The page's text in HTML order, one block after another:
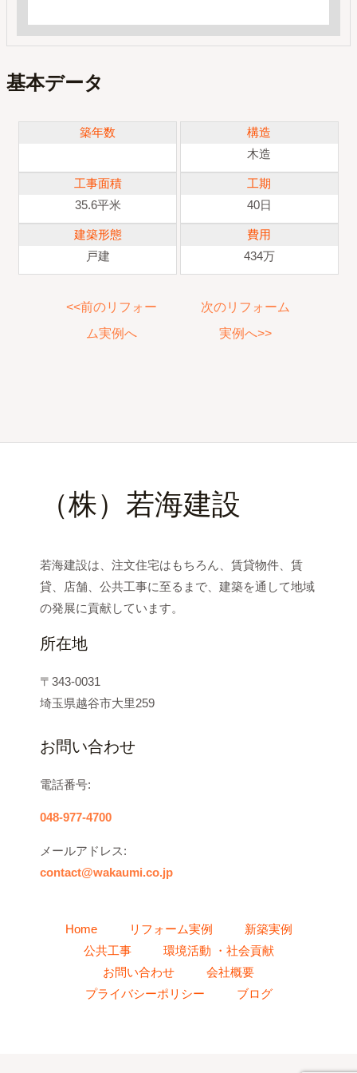
基本データ
築年数
構造
木造
工事面積
35.6平米
工期
40日
建築形態
戸建
費用
434万
<<前のリフォー
ム実例へ
次のリフォーム
実例へ>>
（株）若海建設
若海建設は、注文住宅はもちろん、賃貸物件、賃
貸、店舗、公共工事に至るまで、建築を通して地域
の発展に貢献しています。
所在地
〒343-0031
埼玉県越谷市大里259
お問い合わせ
電話番号:
048-977-4700
メールアドレス:
contact@wakaumi.co.jp
Home リフォーム実例
新築実例
公共工事
環境活動 ・社会貢献
お問い合わせ
会社概要
プライバシーポリシー
ブログ